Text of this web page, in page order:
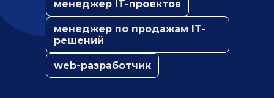
менеджер IT-проектов
менеджер по продажам IT-
решений
web-разработчик